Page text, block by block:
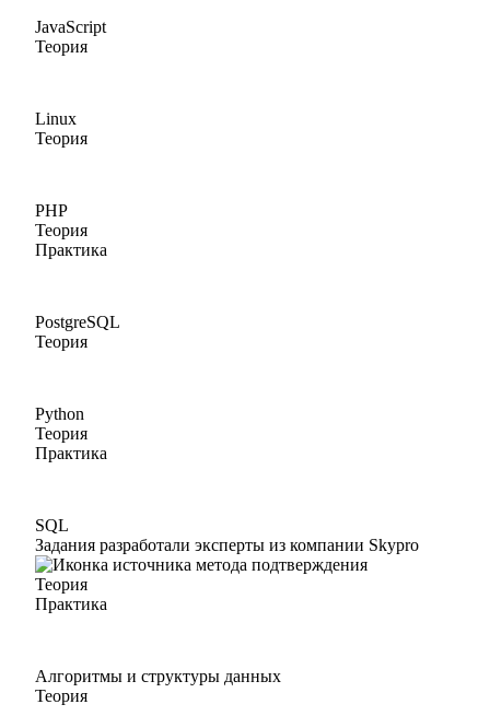
JavaScript
Теория
Linux
Теория
PHP
Теория
Практика
PostgreSQL
Теория
Python
Теория
Практика
SQL
Задания разработали эксперты из компании Skypro
Теория
Практика
Алгоритмы и структуры данных
Теория